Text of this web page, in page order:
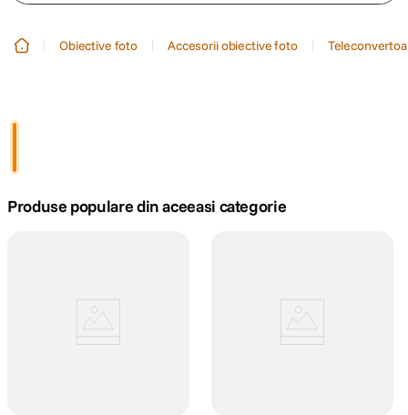
4. peak design
Obiective foto Accesorii obiective foto
Produse populare din aceeasi categorie